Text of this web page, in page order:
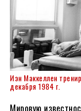
Иэн Маккеллен
декабря 1984 г.
Мировую